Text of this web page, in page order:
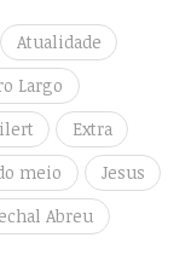
Atualidade
Largo
Extra
meio
Jesus
Abreu